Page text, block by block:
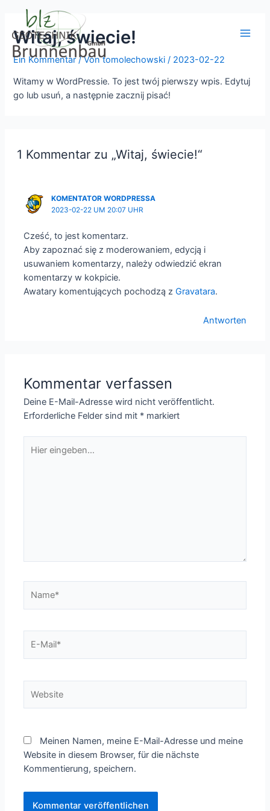
Witaj, świecie!
Ein Kommentar / Vontomolechowski / 2023-02-22
Witamy w WordPressie. To jest twój pierwszy wpis. Edytuj
go lub usuń, a następnie zacznij pisać!
1 Kommentar zu „Witaj, świecie!“
KOMENTATOR WORDPRESSA
2023-02-22 UM 20:07 UHR
Cześć, to jest komentarz.
Aby zapoznać się z moderowaniem, edycją i
usuwaniem komentarzy, należy odwiedzić ekran
komentarzy w kokpicie.
Awatary komentujących pochodzą zGravatara.
Antworten
Kommentar verfassen
Deine E-Mail-Adresse wird nicht veröffentlicht.
Erforderliche Felder sind mit * markiert
Meinen Namen, meine E-Mail-Adresse und meine
Website in diesem Browser, für die nächste
Kommentierung, speichern.